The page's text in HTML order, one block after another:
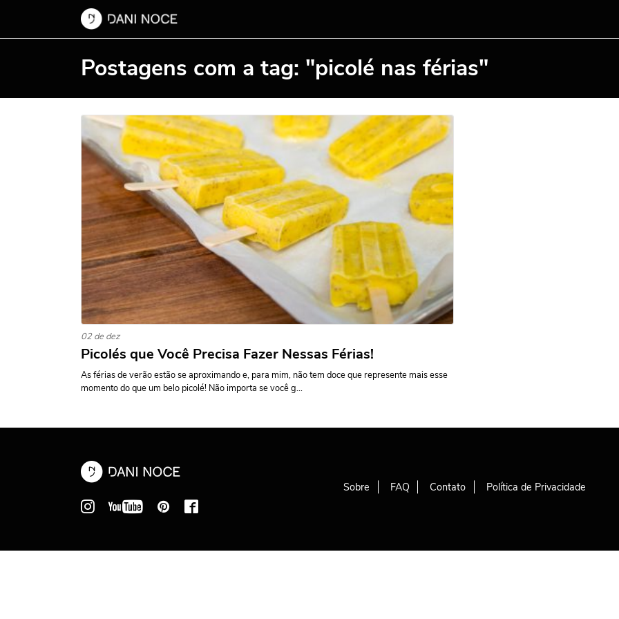
Postagens com a tag: "picolé nas férias"
02 de dez
Picolés que Você Precisa Fazer Nessas Férias!
As férias de verão estão se aproximando e, para mim, não tem doce que represente mais esse
momento do que um belo picolé! Não importa se você g...
Sobre FAQ Contato Política de Privacidade